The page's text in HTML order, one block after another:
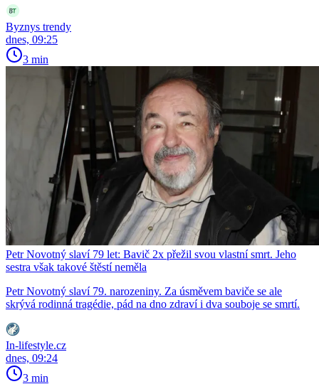
Byznys trendy
dnes, 09:25
3 min
Petr Novotný slaví 79 let: Bavič 2x přežil svou vlastní smrt. Jeho
sestra však takové štěstí neměla
Petr Novotný slaví 79. narozeniny. Za úsměvem baviče se ale
skrývá rodinná tragédie, pád na dno zdraví i dva souboje se smrtí.
In-lifestyle.cz
dnes, 09:24
3 min